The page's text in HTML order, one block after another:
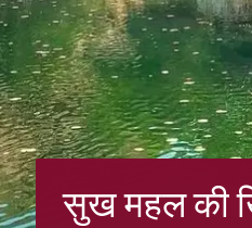
सुख महल की